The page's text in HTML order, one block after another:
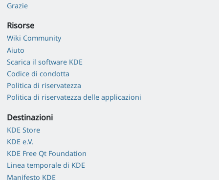
Grazie
Risorse
Wiki Community
Aiuto
Scarica il software KDE
Codice di condotta
Politica di riservatezza
Politica di riservatezza delle applicazioni
Destinazioni
KDE Store
KDE e.V.
KDE Free Qt Foundation
Linea temporale di KDE
Manifesto KDE